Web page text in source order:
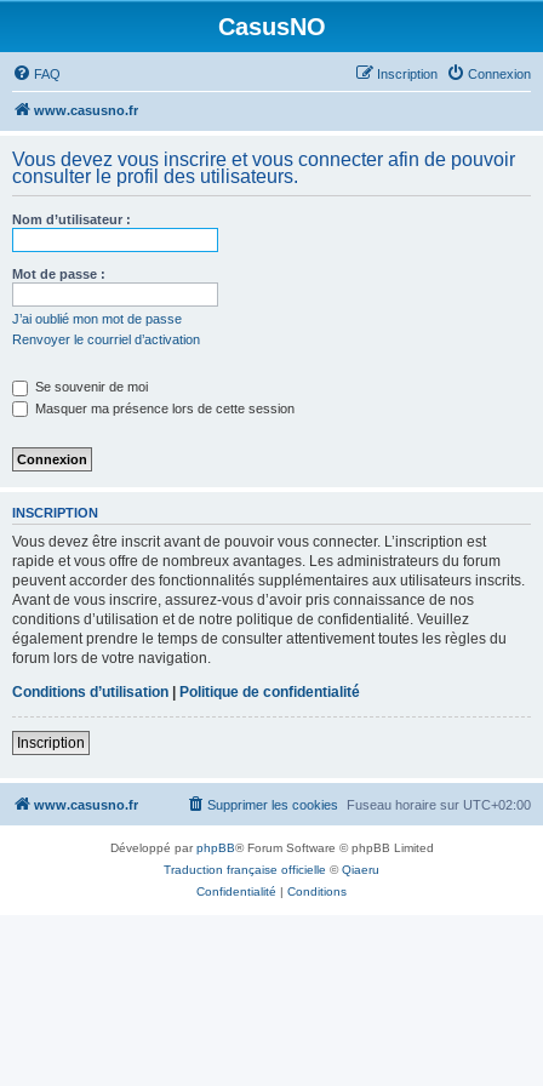
CasusNO
FAQ Connexion
Inscription
www.casusno.fr
Vous devez vous inscrire et vous connecter afin de pouvoir
consulter le profil des utilisateurs.
Nom d’utilisateur :
Mot de passe :
J’ai oublié mon mot de passe
Renvoyer le courriel d’activation
Se souvenir de moi
Masquer ma présence lors de cette session
INSCRIPTION
Vous devez être inscrit avant de pouvoir vous connecter. L’inscription est
rapide et vous offre de nombreux avantages. Les administrateurs du forum
peuvent accorder des fonctionnalités supplémentaires aux utilisateurs inscrits.
Avant de vous inscrire, assurez-vous d’avoir pris connaissance de nos
conditions d’utilisation et de notre politique de confidentialité. Veuillez
également prendre le temps de consulter attentivement toutes les règles du
forum lors de votre navigation.
Conditions d’utilisation | Politique de confidentialité
Inscription
www.casusno.fr Fuseau horaire sur UTC+02:00
Supprimer les cookies
Développé parphpBB® Forum Software © phpBB Limited
Traduction française officielle ©Qiaeru
Confidentialité | Conditions